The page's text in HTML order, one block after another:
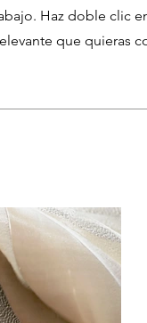
Haz doble clic
que quieras